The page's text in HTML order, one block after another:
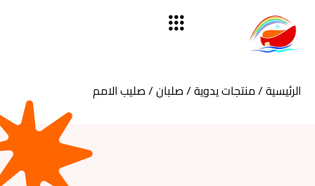
الرئيسية/منتجات يدوية/صلبان/ صليب الامم